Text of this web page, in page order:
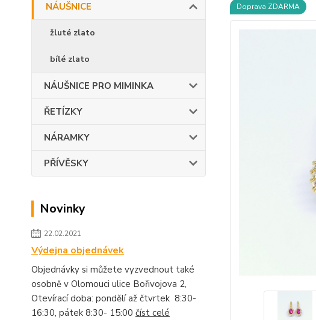
NÁUŠNICE
žluté zlato
bílé zlato
NÁUŠNICE PRO MIMINKA
ŘETÍZKY
NÁRAMKY
PŘÍVĚSKY
Novinky
22.02.2021
Výdejna objednávek
Objednávky si můžete vyzvednout také
osobně v Olomouci ulice Bořivojova 2,
Otevírací doba: pondělí až čtvrtek 8:30-
16:30, pátek 8:30- 15:00 číst celé
Doprava ZDARMA